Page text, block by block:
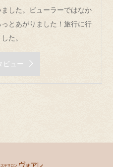
した。ビューラーではなか
とあがりました！旅行に行
た。
ビュー